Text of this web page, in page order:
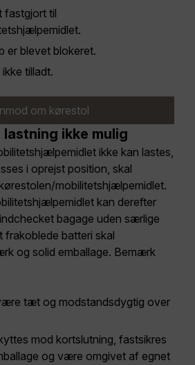
fastgjort til
er blevet blokeret.
tilladt.
om kørestol
ikke mulig
ikke kan lastes,
i oprejst position, skal
mobilitetshjælpemidlet.
kan derefter
bagage uden særlige
frakoblede batteri skal
og solid emballage. Bemærk
tæt og modstandsdygtig over
mod kortslutning, fastsikres
og være omgivet af egnet